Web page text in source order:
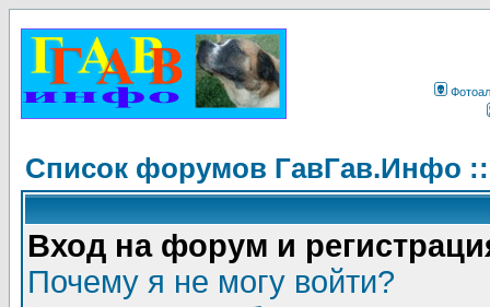
Список форумов ГавГав.Инфо
Вход на форум и
Почему я не могу войти?